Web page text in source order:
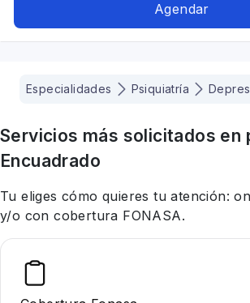
Agendar
Especialidades Psiquiatría
Servicios más solicitados en
Encuadrado
Tu eliges cómo quieres tu atención:
y/o con cobertura FONASA.